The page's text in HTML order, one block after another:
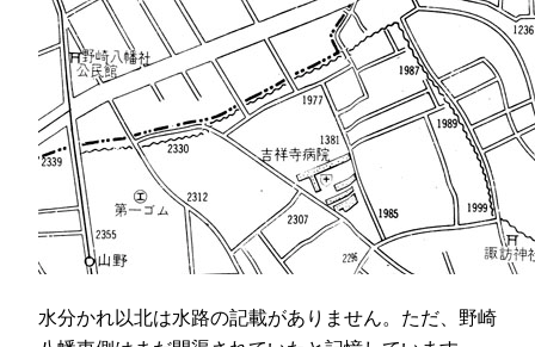
水分かれ以北は水路の記載がありません。ただ、野崎